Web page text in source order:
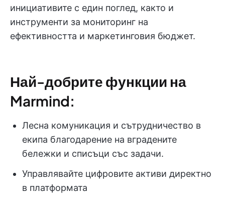
инициативите с един поглед, както и
инструменти за мониторинг на
ефективността и маркетинговия бюджет.
Най-добрите функции на
Marmind:
Лесна комуникация и сътрудничество в
екипа благодарение на вградените
бележки и списъци със задачи.
Управлявайте цифровите активи директно
в платформата